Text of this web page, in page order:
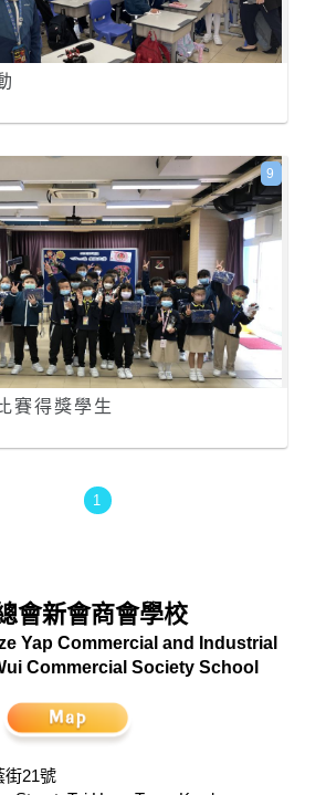
賽得獎學生
9
1
會新會商會學校
Yap Commercial and Industrial
Commercial Society School
街21號